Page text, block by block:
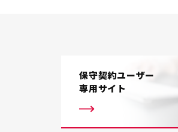
保守契約ユーザー
専用サイト